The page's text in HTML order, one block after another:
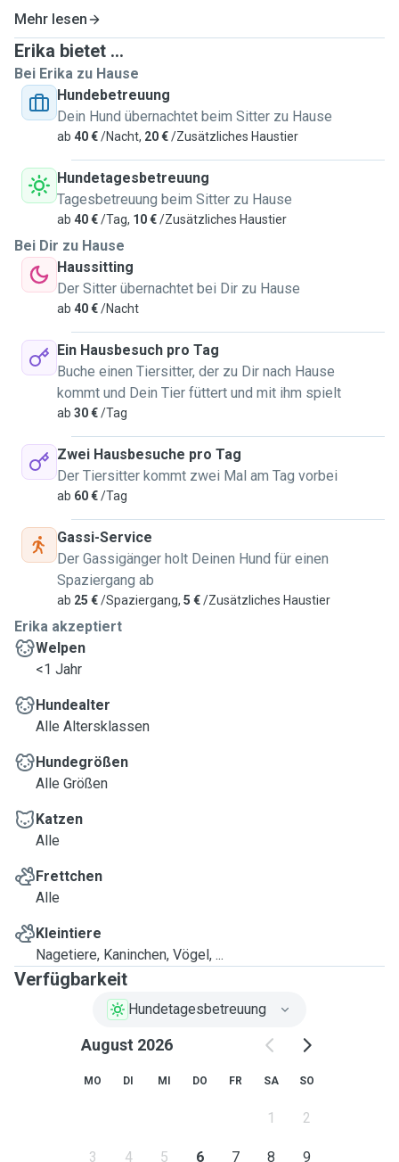
Mehr lesen
Erika bietet ...
Bei Erika zu Hause
Hundebetreuung
Dein Hund übernachtet beim Sitter zu Hause
ab 40 €/Nacht, 20 €/Zusätzliches Haustier
Hundetagesbetreuung
Tagesbetreuung beim Sitter zu Hause
ab 40 €/Tag, 10 €/Zusätzliches Haustier
Bei Dir zu Hause
Haussitting
Der Sitter übernachtet bei Dir zu Hause
ab 40 €/Nacht
Ein Hausbesuch pro Tag
Buche einen Tiersitter, der zu Dir nach Hause
kommt und Dein Tier füttert und mit ihm spielt
ab 30 €/Tag
Zwei Hausbesuche pro Tag
Der Tiersitter kommt zwei Mal am Tag vorbei
ab 60 €/Tag
Gassi-Service
Der Gassigänger holt Deinen Hund für einen
Spaziergang ab
ab 25 €/Spaziergang, 5 €/Zusätzliches Haustier
Erika akzeptiert
Welpen
<1 Jahr
Hundealter
Alle Altersklassen
Hundegrößen
Alle Größen
Katzen
Alle
Frettchen
Alle
Kleintiere
Nagetiere, Kaninchen, Vögel, ...
Verfügbarkeit
Hundetagesbetreuung
August 2026
MO DI MI DO FR SA SO
1 2
3 4 5 6 7 8 9